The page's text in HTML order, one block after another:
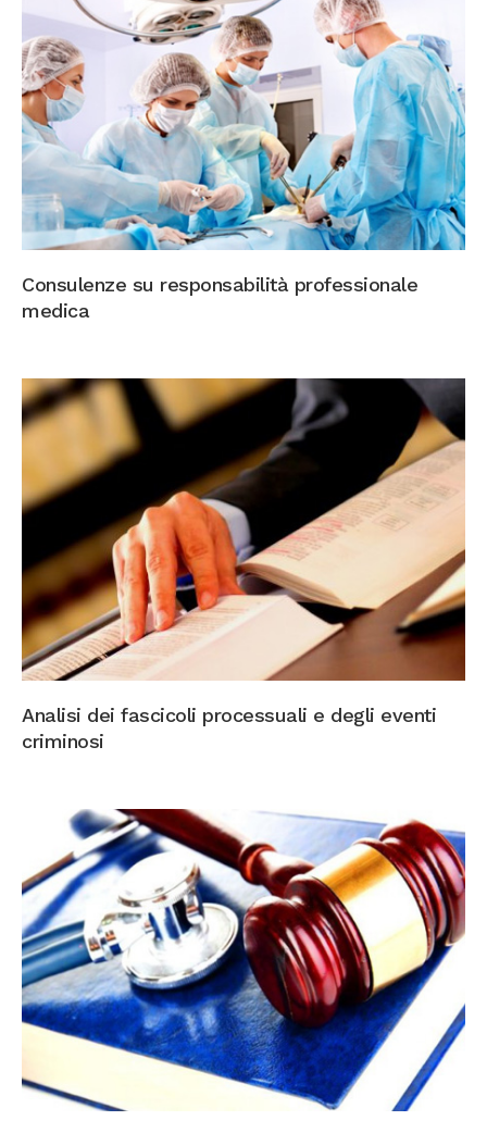
Consulenze su responsabilità professionale
medica
Analisi dei fascicoli processuali e degli eventi
criminosi